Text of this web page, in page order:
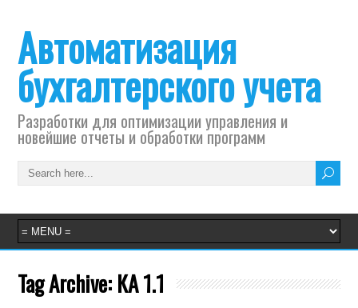
Автоматизация
бухгалтерского учета
Разработки для оптимизации управления и
новейшие отчеты и обработки программ
Tag Archive: КА 1.1